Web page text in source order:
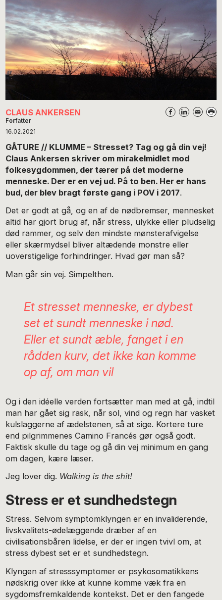
CLAUS ANKERSEN
Forfatter
16.02.2021
GÅTURE // KLUMME – Stresset? Tag og gå din vej!
Claus Ankersen skriver om mirakelmidlet mod
folkesygdommen, der tærer på det moderne
menneske. Der er en vej ud. På to ben. Her er hans
bud, der blev bragt første gang i POV i 2017.
Det er godt at gå, og en af de nødbremser, mennesket
altid har gjort brug af, når stress, ulykke eller pludselig
død rammer, og selv den mindste mønsterafvigelse
eller skærmydsel bliver altædende monstre eller
uoverstigelige forhindringer. Hvad gør man så?
Man går sin vej. Simpelthen.
Et stresset menneske, er dybest
set et sundt menneske i nød.
Eller et sundt æble, fanget i en
rådden kurv, det ikke kan komme
op af, om man vil
Og i den idéelle verden fortsætter man med at gå, indtil
man har gået sig rask, når sol, vind og regn har vasket
kulslaggerne af ædelstenen, så at sige. Kortere ture
end pilgrimmenesCamino Francésgør også godt.
Faktisk skulle du tage og gå din vej minimum en gang
om dagen, kære læser.
Jeg lover dig. Walking is the shit!
Stress er et sundhedstegn
Stress. Selvom symptomklyngen er en invaliderende,
livskvalitets-ødelæggende dræber af en
civilisationsbåren lidelse, er der er ingen tvivl om, at
stress dybest set er et sundhedstegn.
Klyngen af stresssymptomer er psykosomatikkens
nødskrig over ikke at kunne komme væk fra en
sygdomsfremkaldende kontekst. Det er den fangede